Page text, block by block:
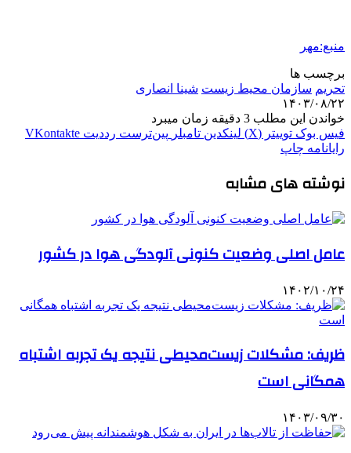
منبع:مهر
برچسب ها
تحریم سازمان محیط زیست شینا انصاری
۱۴۰۳/۰۸/۲۲
خواندن این مطلب 3 دقیقه زمان میبرد
فیس بوک توییتر (X) لینکدین ‫تامبلر ‫پین‌ترست ‫رددیت ‫VKontakte
رایانامه چاپ
نوشته های مشابه
عامل اصلی وضعیت کنونی آلودگی هوا در کشور
۱۴۰۲/۱۰/۲۴
ظریف: مشکلات زیست‌محیطی نتیجه یک تجربه اشتباه
همگانی است
۱۴۰۳/۰۹/۳۰